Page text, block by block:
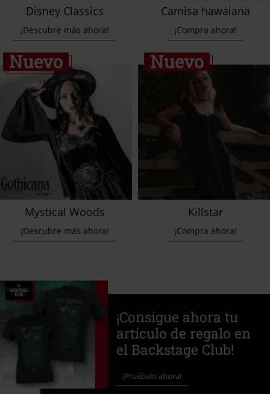
Disney Classics
¡Descubre más ahora!
Camisa hawaiana
¡Compra ahora!
Nuevo
Mystical Woods
¡Descubre más ahora!
Nuevo
Killstar
¡Compra ahora!
¡Consigue ahora tu
artículo de regalo en
el Backstage Club!
¡Pruébalo ahora!